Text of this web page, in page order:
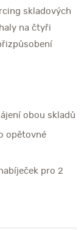
skladových
na čtyři
obou skladů
opětovné
pro 2